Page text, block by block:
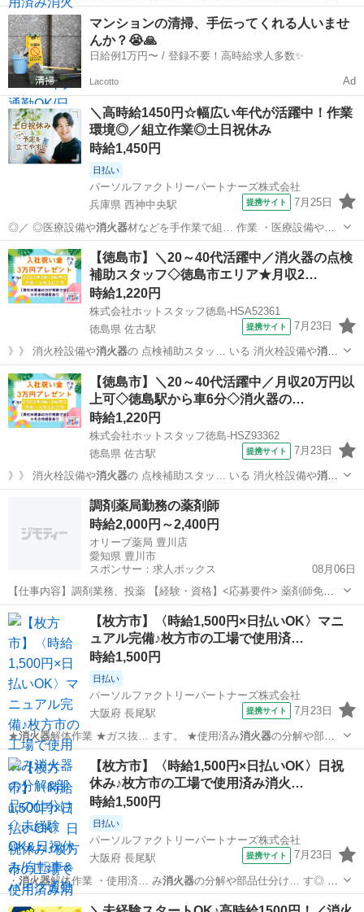
品を取… ます! ◆使用済み消火器の分解・部品ごとの…
大阪 枚方市 工場
マンションの清掃、手伝ってくれる人いませ
んか？😭🙏
日給例1万円〜 / 登録不要！高時給求人多数✨
Lacotto Ad
＼高時給1450円☆幅広い年代が活躍中！作業
環境◎／組立作業◎土日祝休み
時給1,450円
日払い
パーソルファクトリーパートナーズ株式会社
兵庫県 西神中央駅
提携サイト 7月25日
◎／ ◎医療設備や消火器材などを手作業で組… 作業 ・医療設備や消
火器材などの部品を手作…
兵庫 神戸市 西神中央駅
【徳島市】＼20～40代活躍中／消火器の点検
補助スタッフ◇徳島市エリア★月収2…
時給1,220円
株式会社ホットスタッフ徳島-HSA52361
徳島県 佐古駅
提携サイト 7月23日
》》 消火栓設備や消火器の 点検補助スタッ… いる 消火栓設備や消火
器の点検に同行し 点…
徳島 徳島市 佐古駅
【徳島市】＼20～40代活躍中／月収20万円以
上可◇徳島駅から車6分◇消火器の…
時給1,220円
株式会社ホットスタッフ徳島-HSZ93362
徳島県 佐古駅
提携サイト 7月23日
》》 消火栓設備や消火器の 点検補助スタッ… いる 消火栓設備や消火
器の点検に同行し 点…
徳島市 佐古駅 工場
調剤薬局勤務の薬剤師
時給2,000円～2,400円
オリーブ薬局 豊川店
愛知県 豊川市
スポンサー：求人ボックス
08月06日
【仕事内容】調剤業務、投薬 【経験・資格】<応募要件> 薬剤師免許
<歓迎要件> 未経験者、ブランクのある方も歓迎します。 【給与】時
給 2,000円 〜 2,400円 【求人番号】842196 【勤務地】愛知県豊川市八
幡町東赤土...
アルバイト・パート
【枚方市】〈時給1,500円×日払いOK〉マニ
ュアル完備♪枚方市の工場で使用済…
時給1,500円
日払い
パーソルファクトリーパートナーズ株式会社
大阪府 長尾駅
提携サイト 7月23日
★消火器解体作業 ★ガス抜… ます。 ★使用済み消火器の分解や部品
仕分け… す◎ ★使用済みの消火器を分解し、部品を仕…
大阪 枚方市 長尾駅 工場
【枚方市】〈時給1,500円×日払いOK〉日祝
休み♪枚方市の工場で使用済み消火…
時給1,500円
日払い
パーソルファクトリーパートナーズ株式会社
大阪府 長尾駅
提携サイト 7月23日
・ 消火器解体作業 ・使用済… み消火器の分解や部品仕分け… す◎ ・
使用済みの消火器を分解し、部品を仕…
長尾駅 工場